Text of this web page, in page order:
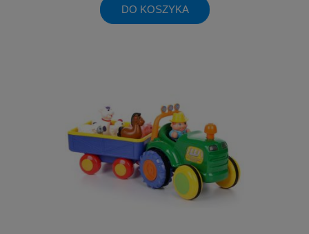
DO KOSZYKA